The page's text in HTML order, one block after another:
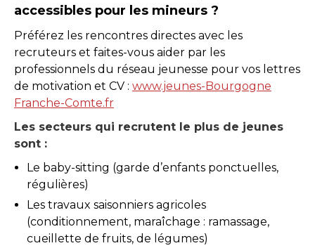
accessibles pour les mineurs ?
Préférez les rencontres directes avec les
recruteurs et faites-vous aider par les
professionnels du réseau jeunesse pour vos lettres
de motivation et CV : www.jeunes-Bourgogne
Franche-Comte.fr
Les secteurs qui recrutent le plus de jeunes
sont :
Le baby-sitting (garde d’enfants ponctuelles,
régulières)
Les travaux saisonniers agricoles
(conditionnement, maraîchage : ramassage,
cueillette de fruits, de légumes)